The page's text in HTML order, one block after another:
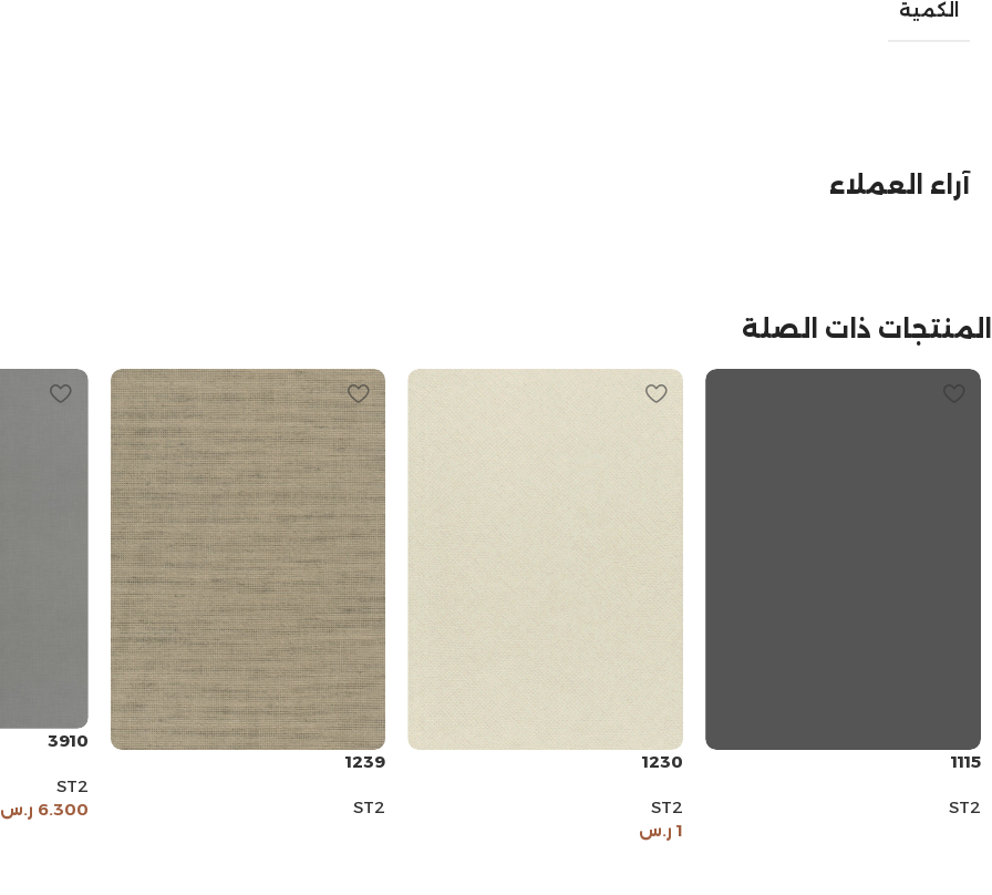
الكمية
آراء العملاء
المنتجات ذات الصلة
1115
ST2
1230
ST2
1 ر.س
1239
ST2
3910
ST2
6.300 ر.س